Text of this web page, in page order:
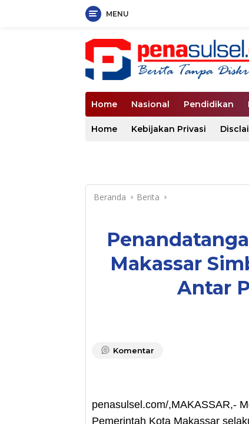
MENU
Home Nasional Pendidikan
Home Kebijakan Privasi
Beranda Berita
Makassar
Antar
Komentar
penasulsel.com/,MAKASSAR,-
Pemerintah Kota Makassar